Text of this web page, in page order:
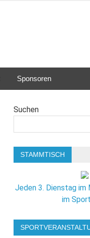
Sponsoren
Suchen
STAMMTISCH
Jeden 3. Dienstag im
im